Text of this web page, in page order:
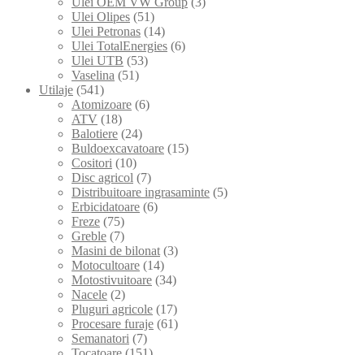
Ulei Olipes (51)
Ulei Petronas (14)
Ulei TotalEnergies (6)
Ulei UTB (53)
Vaselina (51)
Utilaje (541)
Atomizoare (6)
ATV (18)
Balotiere (24)
Buldoexcavatoare (15)
Cositori (10)
Disc agricol (7)
Distribuitoare ingrasaminte (5)
Erbicidatoare (6)
Freze (75)
Greble (7)
Masini de bilonat (3)
Motocultoare (14)
Motostivuitoare (34)
Nacele (2)
Pluguri agricole (17)
Procesare furaje (61)
Semanatori (7)